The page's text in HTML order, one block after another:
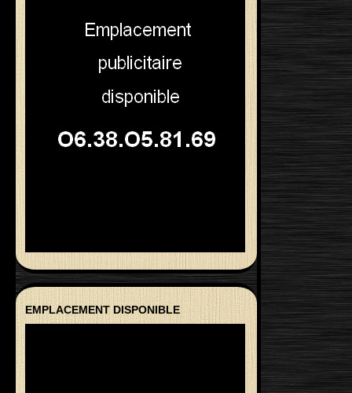
EMPLACEMENT DISPONIBLE